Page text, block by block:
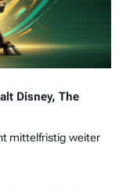
Disney, The
mittelfristig weiter